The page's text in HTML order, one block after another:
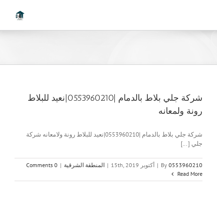
شركة جلي بلاط بالدمام |0553960210|نعيد للبلاط
رونة ولمعانه
شركة جلي بلاط بالدمام |0553960210|نعيد للبلاط رونة ولامعانه شركة
جلي [...]
By 0553960210
| أكتوبر 15th, 2019 | المنطقة الشرقية |
0 Comments
Read More